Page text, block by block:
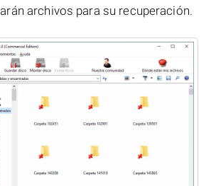
archivos para su recuperación.